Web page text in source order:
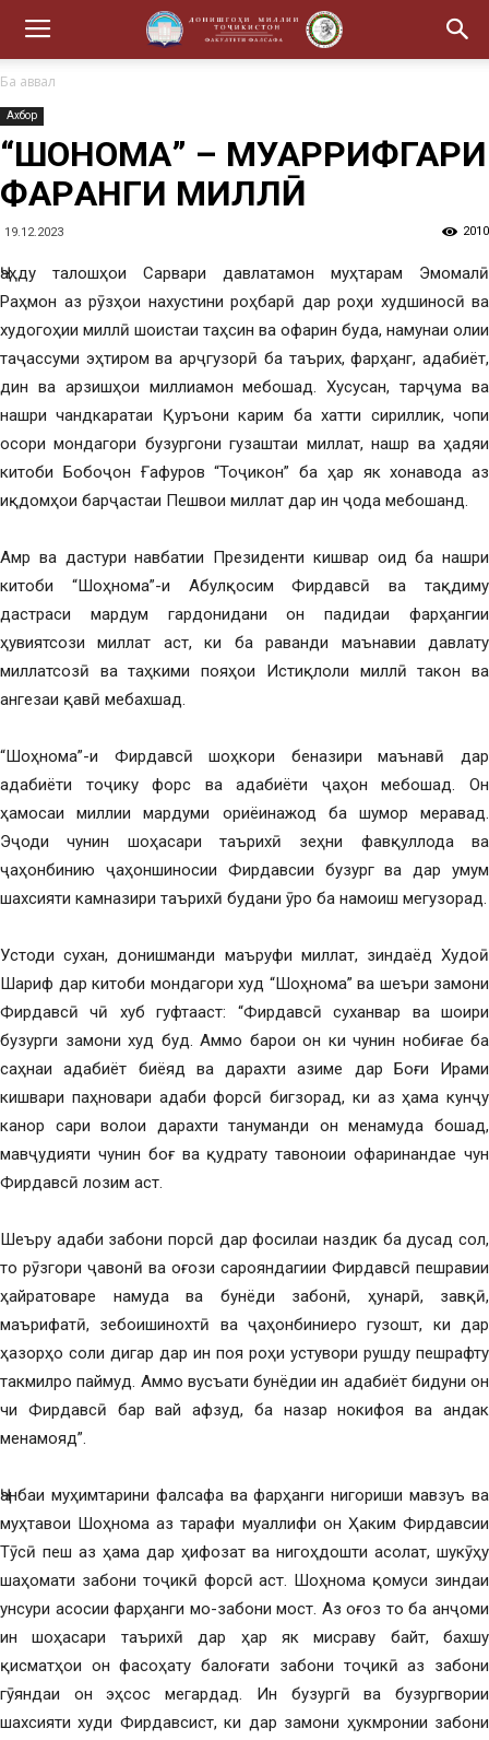
Ба аввал
Ахбор
“ШОҲНОМА” – МУАРРИФГАРИ
ФАРҲАНГИ МИЛЛӢ
19.12.2023 2010
Ҷаҳду талошҳои Сарвари давлатамон муҳтарам Эмомалӣ
Раҳмон аз рӯзҳои нахустини роҳбарӣ дар роҳи худшиносӣ ва
худогоҳии миллӣ шоистаи таҳсин ва офарин буда, намунаи олии
таҷассуми эҳтиром ва арҷгузорӣ ба таърих, фарҳанг, адабиёт,
дин ва арзишҳои миллиамон мебошад. Хусусан, тарҷума ва
нашри чандкаратаи Қуръони карим ба хатти сириллик, чопи
осори мондагори бузургони гузаштаи миллат, нашр ва ҳадяи
китоби Бобоҷон Ғафуров “Тоҷикон” ба ҳар як хонавода аз
иқдомҳои барҷастаи Пешвои миллат дар ин ҷода мебошанд.
Амр ва дастури навбатии Президенти кишвар оид ба нашри
китоби “Шоҳнома”-и Абулқосим Фирдавсӣ ва тақдиму
дастраси мардум гардонидани он падидаи фарҳангии
ҳувиятсози миллат аст, ки ба раванди маънавии давлату
миллатсозӣ ва таҳкими пояҳои Истиқлоли миллӣ такон ва
ангезаи қавӣ мебахшад.
“Шоҳнома”-и Фирдавсӣ шоҳкори беназири маънавӣ дар
адабиёти тоҷику форс ва адабиёти ҷаҳон мебошад. Он
ҳамосаи миллии мардуми ориёинажод ба шумор меравад.
Эҷоди чунин шоҳасари таърихӣ зеҳни фавқуллода ва
ҷаҳонбинию ҷаҳоншиносии Фирдавсии бузург ва дар умум
шахсияти камназири таърихӣ будани ӯро ба намоиш мегузорад.
Устоди сухан, донишманди маъруфи миллат, зиндаёд Худоӣ
Шариф дар китоби мондагори худ “Шоҳнома” ва шеъри замони
Фирдавсӣ чӣ хуб гуфтааст: “Фирдавсӣ суханвар ва шоири
бузурги замони худ буд. Аммо барои он ки чунин нобиғае ба
саҳнаи адабиёт биёяд ва дарахти азиме дар Боғи Ирами
кишвари паҳновари адаби форсӣ бигзорад, ки аз ҳама кунҷу
канор сари волои дарахти тануманди он менамуда бошад,
мавҷудияти чунин боғ ва қудрату тавоноии офаринандае чун
Фирдавсӣ лозим аст.
Шеъру адаби забони порсӣ дар фосилаи наздик ба дусад сол,
то рӯзгори ҷавонӣ ва оғози сарояндагиии Фирдавсӣ пешравии
ҳайратоваре намуда ва бунёди забонӣ, ҳунарӣ, завқӣ,
маърифатӣ, зебоишинохтӣ ва ҷаҳонбиниеро гузошт, ки дар
ҳазорҳо соли дигар дар ин поя роҳи устувори рушду пешрафту
такмилро паймуд. Аммо вусъати бунёдии ин адабиёт бидуни он
чи Фирдавсӣ бар вай афзуд, ба назар нокифоя ва андак
менамояд”.
Ҷанбаи муҳимтарини фалсафа ва фарҳанги нигориши мавзуъ ва
муҳтавои Шоҳнома аз тарафи муаллифи он Ҳаким Фирдавсии
Тӯсӣ пеш аз ҳама дар ҳифозат ва нигоҳдошти асолат, шукӯҳу
шаҳомати забони тоҷикӣ форсӣ аст. Шоҳнома қомуси зиндаи
унсури асосии фарҳанги мо-забони мост. Аз оғоз то ба анҷоми
ин шоҳасари таърихӣ дар ҳар як мисраву байт, бахшу
қисматҳои он фасоҳату балоғати забони тоҷикӣ аз забони
гӯяндаи он эҳсос мегардад. Ин бузургӣ ва бузургвории
шахсияти худи Фирдавсист, ки дар замони ҳукмронии забони